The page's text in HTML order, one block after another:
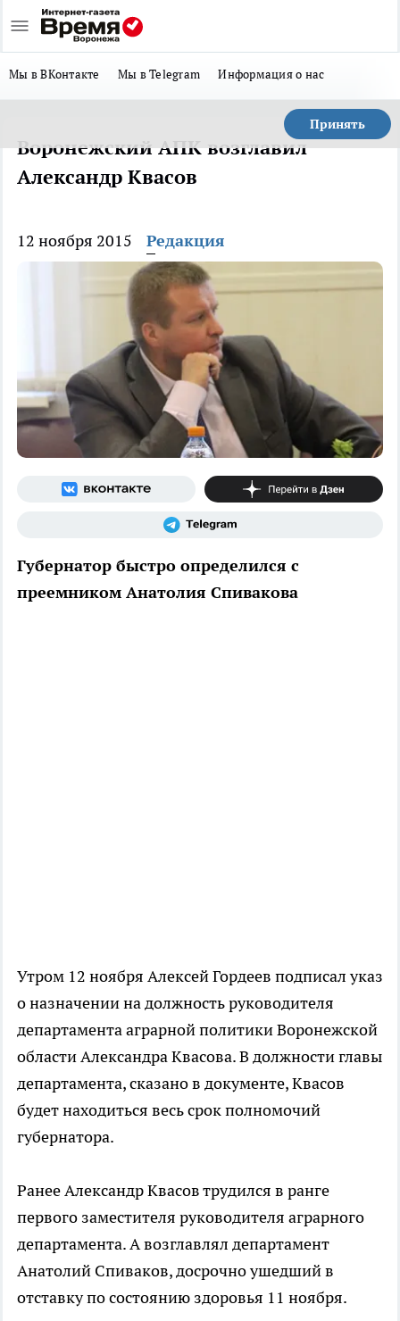
Мы в ВКонтакте Мы в Telegram Информация о нас
Принять
Воронежский АПК возглавил
Александр Квасов
12 ноября 2015 Редакция
Губернатор быстро определился с
преемником Анатолия Спивакова
Утром 12 ноября Алексей Гордеев подписал указ
о назначении на должность руководителя
департамента аграрной политики Воронежской
области Александра Квасова. В должности главы
департамента, сказано в документе, Квасов
будет находиться весь срок полномочий
губернатора.
Ранее Александр Квасов трудился в ранге
первого заместителя руководителя аграрного
департамента. А возглавлял департамент
Анатолий Спиваков, досрочно ушедший в
отставку по состоянию здоровья 11 ноября.